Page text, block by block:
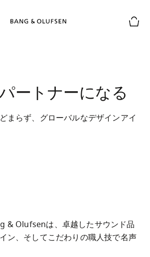
ートナーになる
まらず、グローバルなデザインアイ
& Olufsenは、卓越したサウンド品
ン、そしてこだわりの職人技で名声